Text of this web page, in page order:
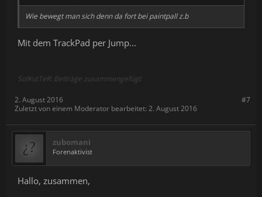
Wie bewegt man sich denn da fort bei paintpall z.b
Mit dem TrackPad per Jump...
SolKutTeR: Beiträge zusammengefügt
#7
2. August 2016
Zuletzt von einem Moderator bearbeitet: 2. August 2016
zubomani
Forenaktivist
Hallo, zusammen,